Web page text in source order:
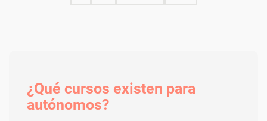
¿Qué cursos existen para
autónomos?